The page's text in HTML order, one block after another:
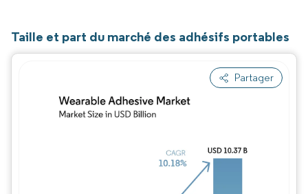
Taille et part du marché des adhésifs portables
Partager